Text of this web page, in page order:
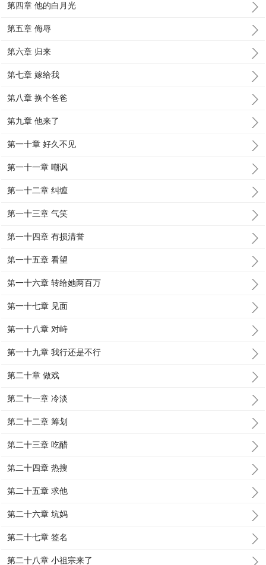
第四章 他的白月光
第五章 侮辱
第六章 归来
第七章 嫁给我
第八章 换个爸爸
第九章 他来了
第一十章 好久不见
第一十一章 嘲讽
第一十二章 纠缠
第一十三章 气笑
第一十四章 有损清誉
第一十五章 看望
第一十六章 转给她两百万
第一十七章 见面
第一十八章 对峙
第一十九章 我行还是不行
第二十章 做戏
第二十一章 冷淡
第二十二章 筹划
第二十三章 吃醋
第二十四章 热搜
第二十五章 求他
第二十六章 坑妈
第二十七章 签名
第二十八章 小祖宗来了